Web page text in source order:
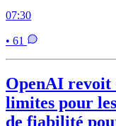
07:30
• 61
OpenAI revoit
limites pour
de fiabilité